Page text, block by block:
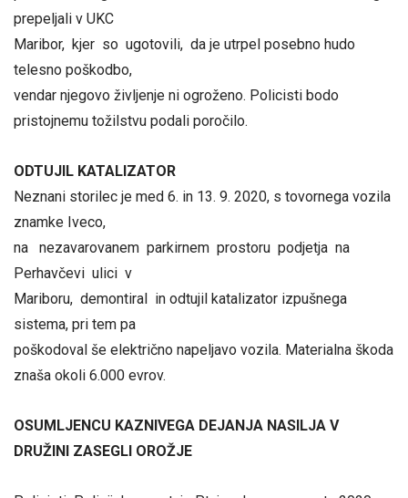
prepeljali v UKC
Maribor, kjer so ugotovili, da je utrpel posebno hudo
telesno poškodbo,
vendar njegovo življenje ni ogroženo. Policisti bodo
pristojnemu tožilstvu podali poročilo.
ODTUJIL KATALIZATOR
Neznani storilec je med 6. in 13. 9. 2020, s tovornega vozila
znamke Iveco,
na nezavarovanem parkirnem prostoru podjetja na
Perhavčevi ulici v
Mariboru, demontiral in odtujil katalizator izpušnega
sistema, pri tem pa
poškodoval še električno napeljavo vozila. Materialna škoda
znaša okoli 6.000 evrov.
OSUMLJENCU KAZNIVEGA DEJANJA NASILJA V
DRUŽINI ZASEGLI OROŽJE